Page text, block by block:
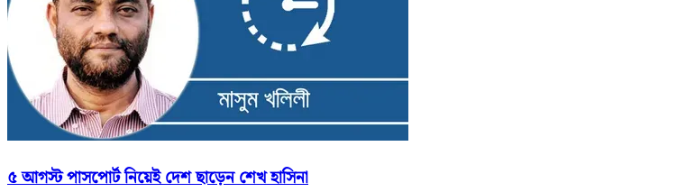
৫ আগস্ট পাসপোর্ট নিয়েই দেশ ছাড়েন শেখ হাসিনা